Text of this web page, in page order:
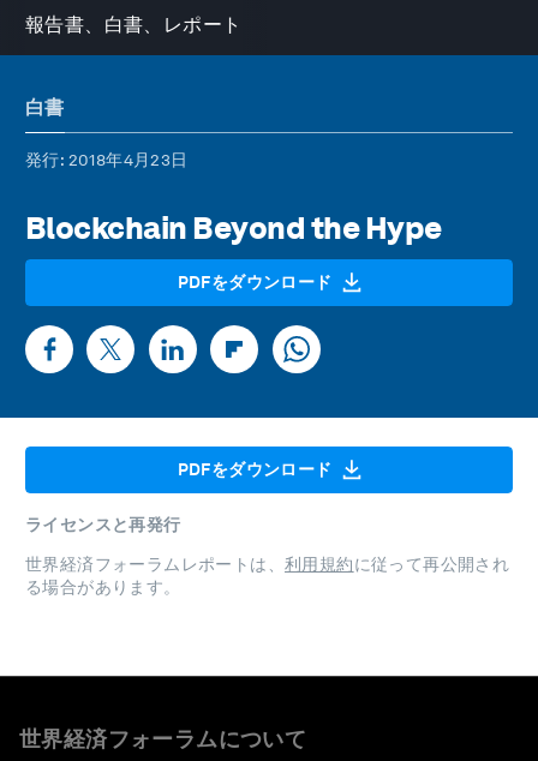
報告書、白書、レポート
白書
発行: 2018年4月23日
Blockchain Beyond the Hype
PDFをダウンロード
PDFをダウンロード
ライセンスと再発行
世界経済フォーラムレポートは、 利用規約に従って再公開され
る場合があります。
世界経済フォーラムについて